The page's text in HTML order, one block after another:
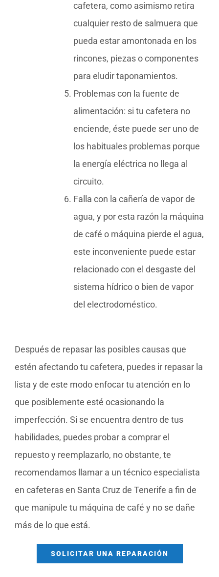
cafetera, como asimismo retira
cualquier resto de salmuera que
pueda estar amontonada en los
rincones, piezas o componentes
para eludir taponamientos.
Problemas con la fuente de
alimentación: si tu cafetera no
enciende, éste puede ser uno de
los habituales problemas porque
la energía eléctrica no llega al
circuito.
Falla con la cañería de vapor de
agua, y por esta razón la máquina
de café o máquina pierde el agua,
este inconveniente puede estar
relacionado con el desgaste del
sistema hídrico o bien de vapor
del electrodoméstico.
Después de repasar las posibles causas que
estén afectando tu cafetera, puedes ir repasar la
lista y de este modo enfocar tu atención en lo
que posiblemente esté ocasionando la
imperfección. Si se encuentra dentro de tus
habilidades, puedes probar a comprar el
repuesto y reemplazarlo, no obstante, te
recomendamos llamar a un técnico especialista
en cafeteras en Santa Cruz de Tenerife a fin de
que manipule tu máquina de café y no se dañe
más de lo que está.
SOLICITAR UNA REPARACIÓN